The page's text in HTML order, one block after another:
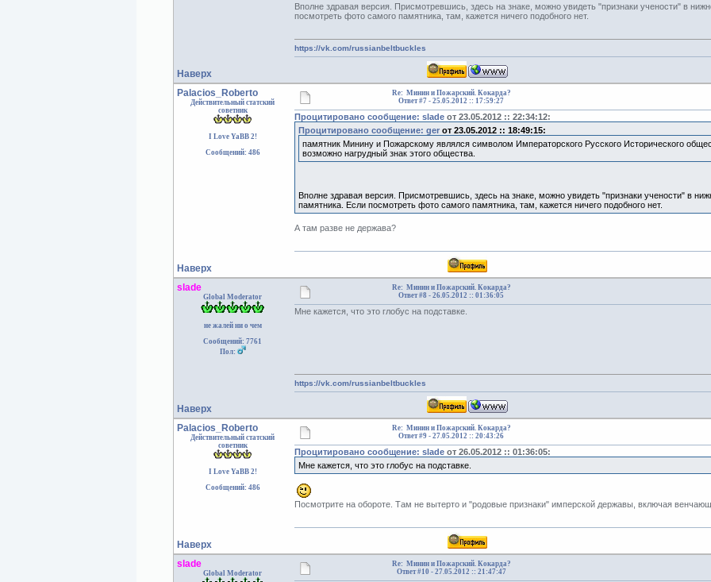
Вполне здравая версия. Присмотревшись, здесь на знаке, можно увидеть "признаки учености" в
посмотреть фото самого памятника, там, кажется ничего подобного нет.
Наверх
https://vk.com/russianbeltbuckles
Palacios_Roberto
Действительный статский
советник
I Love YaBB 2!
Сообщений: 486
Re: Минин и Пожарский. Кокарда?
Ответ #7 -25.05.2012 :: 17:59:27
Процитировано сообщение: slade от 23.05.2012 :: 22:34:12:
Процитировано сообщение: ger от 23.05.2012 :: 18:49:15:
памятник Минину и Пожарскому являлся символом Императорского Русского Исторического
возможно нагрудный знак этого общества.
Вполне здравая версия. Присмотревшись, здесь на знаке, можно увидеть "признаки учености" в
памятника. Если посмотреть фото самого памятника, там, кажется ничего подобного нет.
А там разве не держава?
Наверх
slade
Global Moderator
не жалей ни о чем
Сообщений: 7761
Пол:
Re: Минин и Пожарский. Кокарда?
Ответ #8 -26.05.2012 :: 01:36:05
Мне кажется, что это глобус на подставке.
Наверх
https://vk.com/russianbeltbuckles
Palacios_Roberto
Действительный статский
советник
I Love YaBB 2!
Сообщений: 486
Re: Минин и Пожарский. Кокарда?
Ответ #9 -27.05.2012 :: 20:43:26
Процитировано сообщение: slade от 26.05.2012 :: 01:36:05:
Мне кажется, что это глобус на подставке.
Посмотрите на обороте. Там не вытерто и "родовые признаки" имперской державы, включая
Наверх
slade
Global Moderator
Re: Минин и Пожарский. Кокарда?
Ответ #10 - 27.05.2012 :: 21:47:47